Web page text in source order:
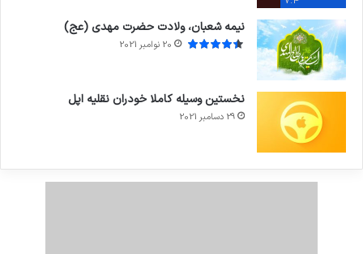
نیمه شعبان، ولادت حضرت مهدی (عج)
20 نوامبر 2021
نخستین وسیله کاملا خودران نقلیه اپل
29 دسامبر 2021